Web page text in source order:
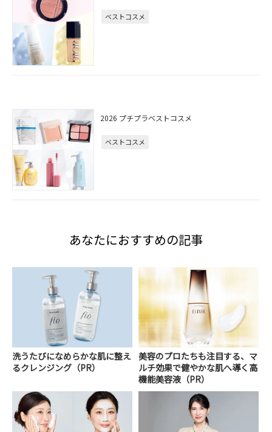
ベストコスメ
2026 プチプラベストコスメ
ベストコスメ
あなたにおすすめの記事
洗うたびになめらかな肌に整え
るクレンジング（PR）
美容のプロたちも注目する、マ
ルチ効果で健やかな肌へ導く高
機能美容液（PR）